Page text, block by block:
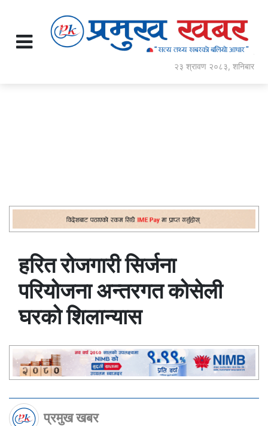
२३ श्रावण २०८३, शनिबार
हरित रोजगारी सिर्जना
परियोजना अन्तरगत कोसेली
घरको शिलान्यास
प्रमुख खबर